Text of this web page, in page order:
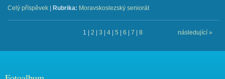
Celý příspěvek Rubrika: Moravskoslezský seniorát
1 2 3 4 5 6 7 8 následující »